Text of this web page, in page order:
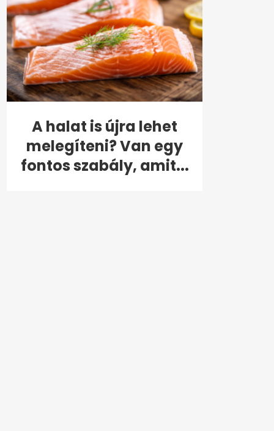
A halat is újra lehet
melegíteni? Van egy
fontos szabály, amit...